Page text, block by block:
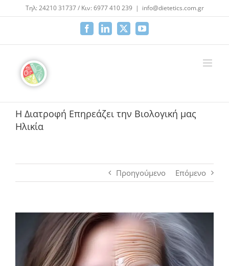
Μετάβαση
στο
Τηλ: 24210 31737 / Κιν: 6977 410 239 | info@dietetics.com.gr
FacebookLinkedIn
X YouTube
Η Διατροφή Επηρεάζει την Βιολογική μας
Ηλικία
Προηγούμενο Επόμενο
Προβολή
μεγαλύτερης
εικόνας